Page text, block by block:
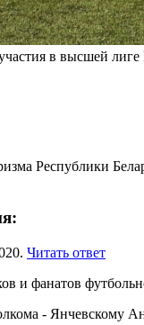
в высшей лиге
Республики
Читать ответ
и фанатов
- Янчевскому